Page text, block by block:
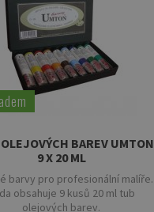
BAREV UMTON
9 X 20 ML
barvy pro profesionální malíře.
obsahuje 9 kusů 20 ml tub
olejových barev.